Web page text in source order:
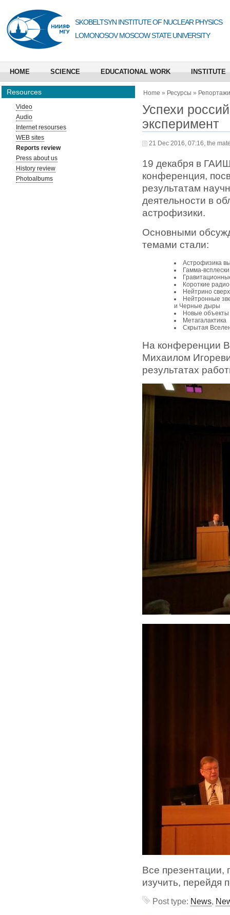
SKOBELTSYN INSTITUTE OF NUCLEAR PHYSICS
LOMONOSOV MOSCOW STATE UNIVERSITY
HOME SCIENCE EDUCATIONAL WORK INSTITUTE
Resources
Video
Audio
Internet resourses
WEB sites
Reports review
Press about us
History review
Photoalbums
Home » Ресурсы » Репортажи
Успехи
эксперимент
21 Dec 2016, 07:16, the
19 декабря в
конференция,
результатам
деятельности в
астрофизики.
Основными
темами стали:
Астрофизика
Гамма-всплески
Короткие
Нейтрино
Нейтронные
и Черные дыры
Новые объекты
Метагалактика
Скрытая
На конференции
Михаилом
результатах
Все
изучить, перейдя
Post type: News,